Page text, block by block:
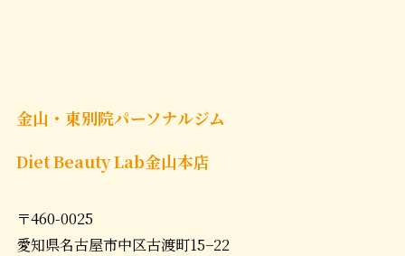
金山・東別院パーソナルジム
Diet Beauty Lab金山本店
〒460-0025
愛知県名古屋市中区古渡町15−22